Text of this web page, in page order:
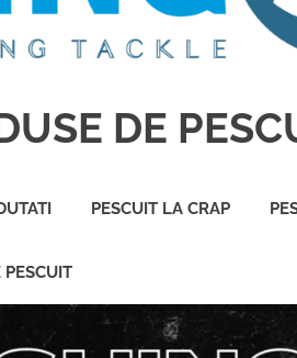
DE
PESCUIT LA CRAP
PESCUIT